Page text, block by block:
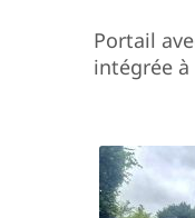
Portail
intégrée à